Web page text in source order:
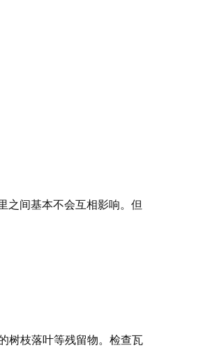
间基本不会互相影响。但
树枝落叶等残留物。检查瓦